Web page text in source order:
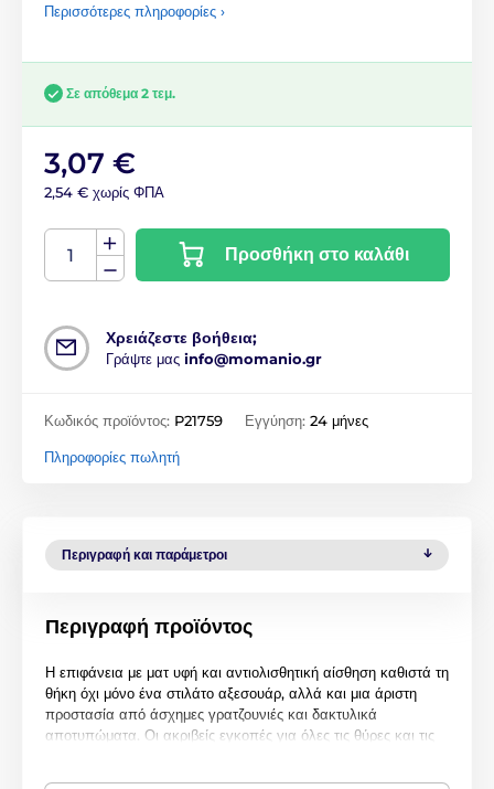
Περισσότερες πληροφορίες ›
Σε απόθεμα 2 τεμ.
3,07 €
2,54 € χωρίς ΦΠΑ
Προσθήκη στο καλάθι
Χρειάζεστε βοήθεια;
Γράψτε μας info@momanio.gr
Κωδικός προϊόντος: P21759 Εγγύηση: 24 μήνες
Πληροφορίες πωλητή
Περιγραφή και παράμετροι
Περιγραφή προϊόντος
Η επιφάνεια με ματ υφή και αντιολισθητική αίσθηση καθιστά τη
θήκη όχι μόνο ένα στιλάτο αξεσουάρ, αλλά και μια άριστη
προστασία από άσχημες γρατζουνιές και δακτυλικά
αποτυπώματα. Οι ακριβείς εγκοπές για όλες τις θύρες και τις